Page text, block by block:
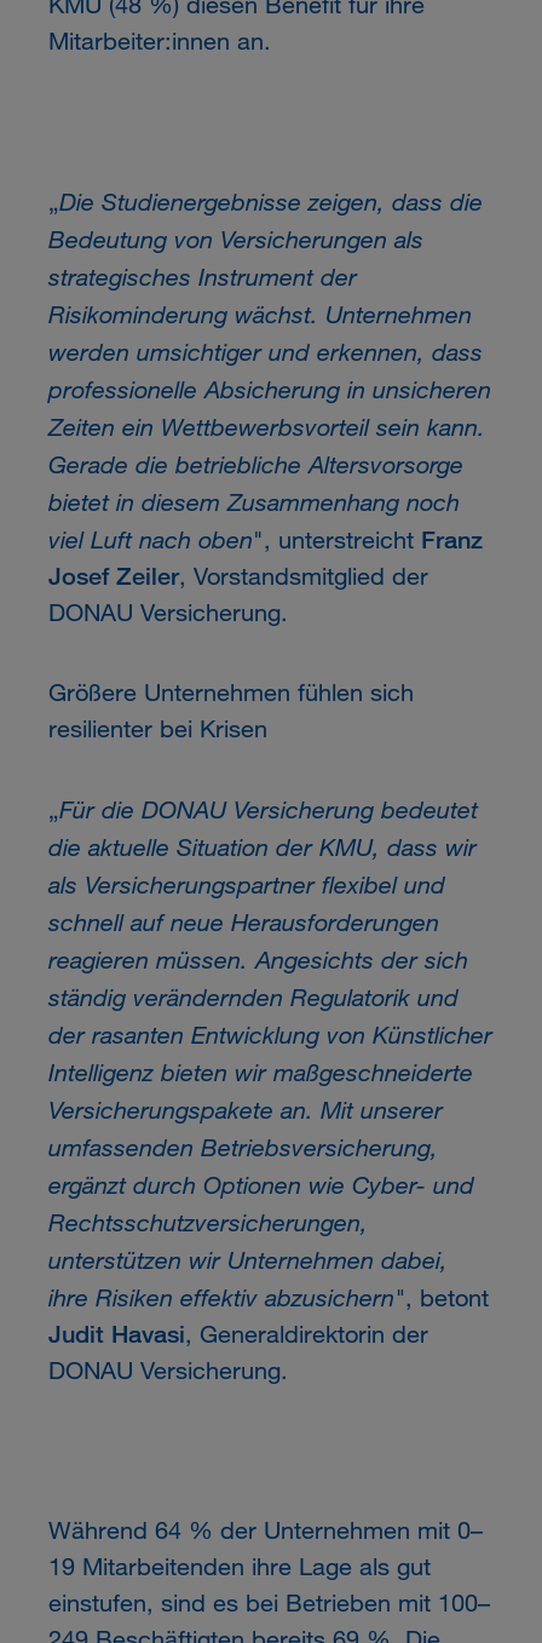
Mitarbeiter:innen an.
„Die Studienergebnisse zeigen, dass die
Bedeutung von Versicherungen als
strategisches Instrument der
Risikominderung wächst. Unternehmen
werden umsichtiger und erkennen, dass
professionelle Absicherung in unsicheren
Zeiten ein Wettbewerbsvorteil sein kann.
Gerade die betriebliche Altersvorsorge
bietet in diesem Zusammenhang noch
viel Luft nach oben", unterstreicht Franz
Josef Zeiler, Vorstandsmitglied der
DONAU Versicherung.
Größere Unternehmen fühlen sich
resilienter bei Krisen
„Für die DONAU Versicherung bedeutet
die aktuelle Situation der KMU, dass wir
als Versicherungspartner flexibel und
schnell auf neue Herausforderungen
reagieren müssen. Angesichts der sich
ständig verändernden Regulatorik und
der rasanten Entwicklung von Künstlicher
Intelligenz bieten wir maßgeschneiderte
Versicherungspakete an. Mit unserer
umfassenden Betriebsversicherung,
ergänzt durch Optionen wie Cyber- und
Rechtsschutzversicherungen,
unterstützen wir Unternehmen dabei,
ihre Risiken effektiv abzusichern", betont
Judit Havasi, Generaldirektorin der
DONAU Versicherung.
Während 64 % der Unternehmen mit 0–
19 Mitarbeitenden ihre Lage als gut
einstufen, sind es bei Betrieben mit 100–